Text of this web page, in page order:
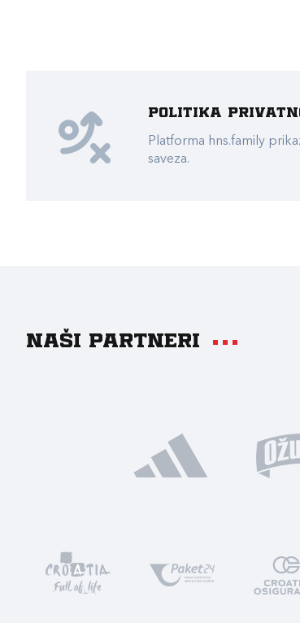
Politika
Platforma hns.family
saveza.
Naši partneri